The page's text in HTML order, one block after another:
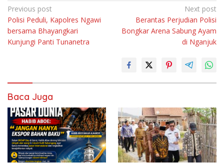
Navigasi
pos
Previous post
Polisi Peduli, Kapolres Ngawi
bersama Bhayangkari
Kunjungi Panti Tunanetra
Next post
Berantas Perjudian Polisi
Bongkar Arena Sabung Ayam
di Nganjuk
Baca Juga